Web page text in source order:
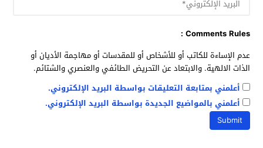
Comments Rules :
عدم الإساءة للكاتب أو للأشخاص أو للمقدسات أو مهاجمة الأديان أو
الذات الالهية. والابتعاد عن التحريض الطائفي والعنصري والشتائم.
أعلمني بمتابعة التعليقات بواسطة البريد الإلكتروني.
أعلمني بالمواضيع الجديدة بواسطة البريد الإلكتروني.